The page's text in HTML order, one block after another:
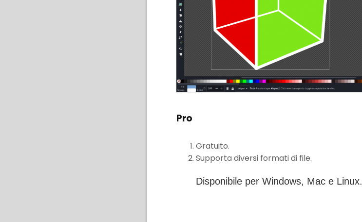
Pro
Gratuito.
Supporta diversi formati di file.
Disponibile per Windows, Mac e Linux.